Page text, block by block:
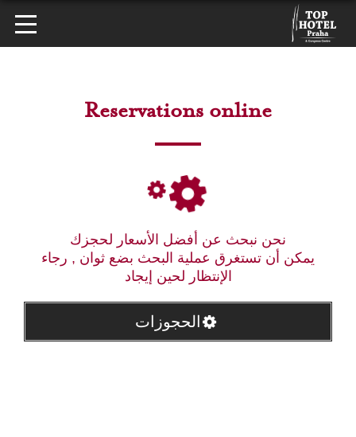
Reservations online
نحن نبحث عن أفضل الأسعار لحجزك
يمكن أن تستغرق عملية البحث بضع ثوان , رجاء
الإنتظار لحين إيجاد
الحجوزات